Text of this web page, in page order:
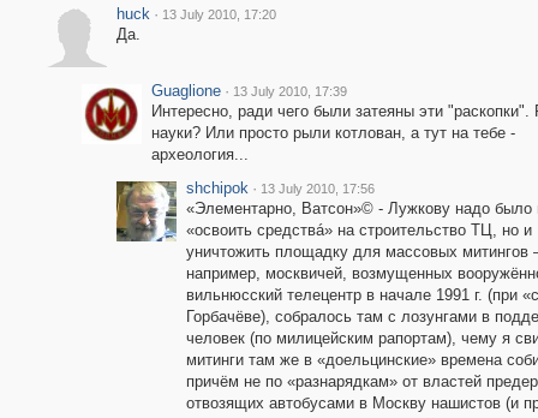
huck · 13 July 2010, 17:20
Да.
Guaglione · 13 July 2010, 17:39
Интересно, ради чего были затеяны эти "раскопки".
науки? Или просто рыли котлован, а тут на тебе -
археология...
shchipok · 13 July 2010, 17:56
«Элементарно, Ватсон»© - Лужкову надо было
«освоить средствá» на строительство ТЦ, но и
уничтожить площадку для массовых митингов
например, москвичей, возмущенных
вильнюсский телецентр в начале 1991 г. (при
Горбачёве), собралось там с лозунгами в
человек (по милицейским рапортам), чему я
митинги там же в «доельцинские» времена
причём не по «разнарядкам» от властей
отвозящих автобусами в Москву нашистов (и